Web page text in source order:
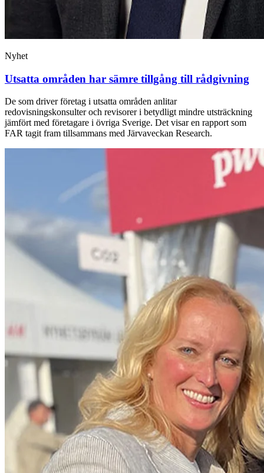
Nyhet
Utsatta områden har sämre tillgång till rådgivning
De som driver företag i utsatta områden anlitar
redovisningskonsulter och revisorer i betydligt mindre utsträckning
jämfört med företagare i övriga Sverige. Det visar en rapport som
FAR tagit fram tillsammans med Järvaveckan Research.